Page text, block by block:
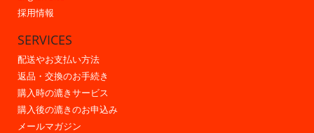
採用情報
SERVICES
配送やお支払い方法
返品・交換のお手続き
購入時の漉きサービス
購入後の漉きのお申込み
メールマガジン